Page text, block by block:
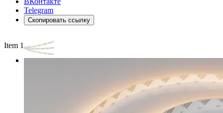
Telegram
Скопировать ссылку
Item 1 of 3